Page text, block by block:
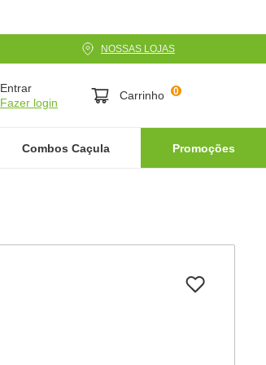
NOSSAS LOJAS
Entrar
Carrinho 0
Combos Caçula Promoções